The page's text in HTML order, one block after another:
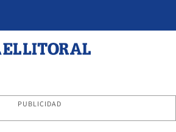
PUBLICIDAD